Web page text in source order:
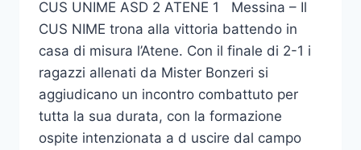
CUS UNIME ASD 2 ATENE 1 Messina – Il
CUS NIME trona alla vittoria battendo in
casa di misura l’Atene. Con il finale di 2-1 i
ragazzi allenati da Mister Bonzeri si
aggiudicano un incontro combattuto per
tutta la sua durata, con la formazione
ospite intenzionata a d uscire dal campo